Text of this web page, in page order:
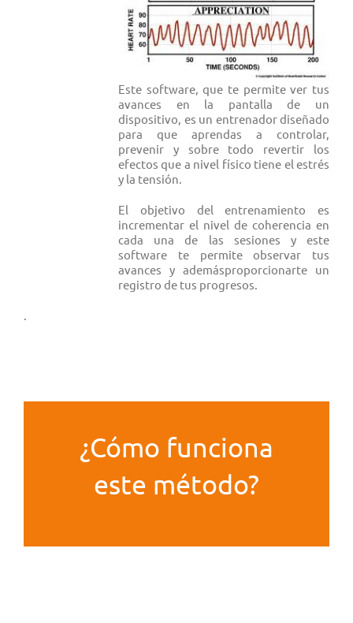
Este software, que te permite ver tus
avances en la pantalla de un
dispositivo, es un entrenador diseñado
para que aprendas a controlar,
prevenir y sobre todo revertir los
efectos que a nivel físico tiene el estrés
y la tensión.
El objetivo del entrenamiento es
incrementar el nivel de coherencia en
cada una de las sesiones y este
software te permite observar tus
avances y ademásproporcionarte un
registro de tus progresos.
¿Cómo funciona
este método?